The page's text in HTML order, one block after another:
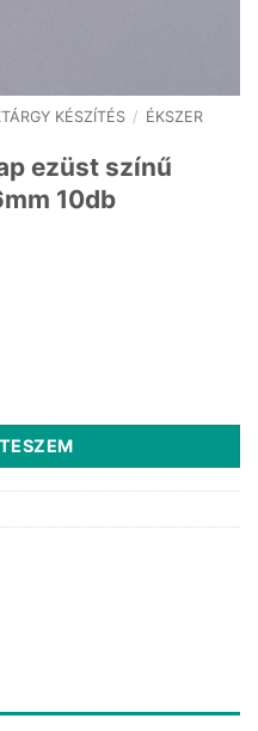
KÉSZÍTÉS / ÉKSZER
ezüst színű
10db
rozsdamentes tűvel 6mm